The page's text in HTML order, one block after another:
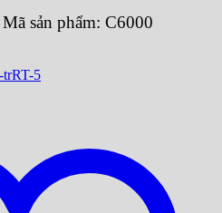
Mã sản phẩm: C6000